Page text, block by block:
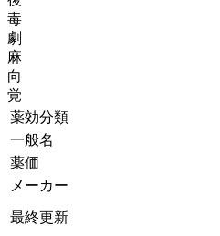
毒
劇
麻
向
覚
薬効分類
一般名
薬価
メーカー
最終更新